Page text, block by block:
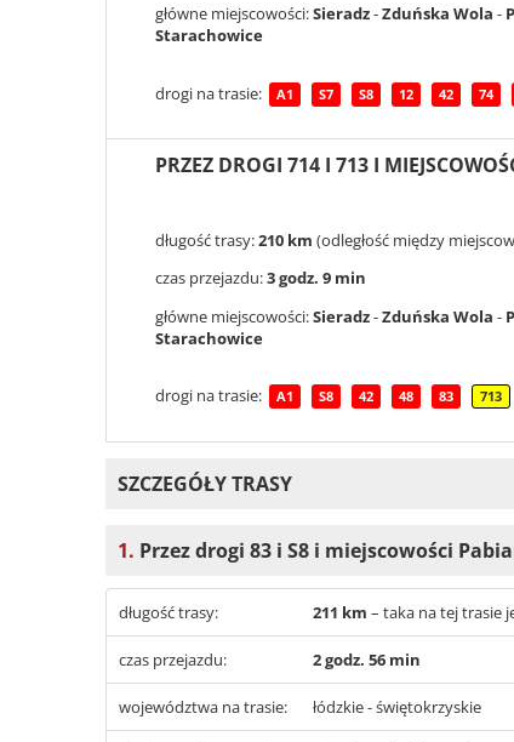
główne miejscowości:Sieradz-Zduńska Wola -
Starachowice
drogi na trasie: A1 S7 S8 12 42 74
PRZEZ DROGI 714 I 713 I
długość trasy:210 km (odległość między
czas przejazdu:3 godz. 9 min
główne miejscowości:Sieradz-Zduńska Wola -
Starachowice
drogi na trasie: A1 S8 42 48 83 713
SZCZEGÓŁY TRASY
1. Przez drogi 83 i S8 i miejscowości
długość trasy: 211 km – taka na tej trasie
czas przejazdu: 2 godz. 56 min
województwa na trasie: łódzkie - świętokrzyskie